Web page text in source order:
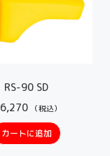
RS-90 SD
6,270 （税込）
カートに追加